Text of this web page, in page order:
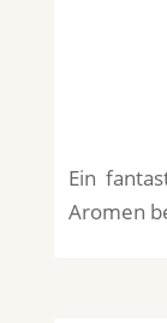
Ein
Aromen